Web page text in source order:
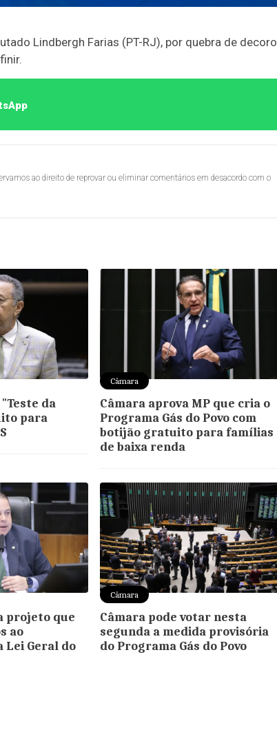
Lindbergh Farias (PT-RJ), por quebra de decoro
ao direito de reprovar ou eliminar comentários em desacordo com o
da
para
Câmara
Câmara aprova MP que cria o
Programa Gás do Povo com
botijão gratuito para famílias
de baixa renda
projeto que
ao
Lei Geral do
Câmara
Câmara pode votar nesta
segunda a medida provisória
do Programa Gás do Povo